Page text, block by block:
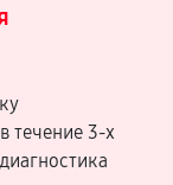
течение 3-х